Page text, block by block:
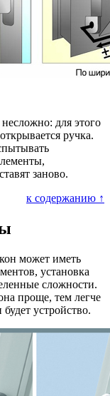
для этого
ручка.
заново.
к содержанию ↑
может иметь
установка
сложности.
проще, тем легче
устройство.